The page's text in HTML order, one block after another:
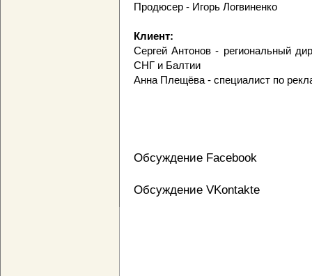
Продюсер - Игорь Логвиненко
Клиент:
Сергей Антонов - региональный
СНГ и Балтии
Анна Плещёва - специалист по
Обсуждение Facebook
Обсуждение VKontakte